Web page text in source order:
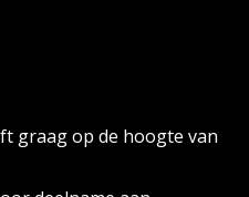
graag op de hoogte van